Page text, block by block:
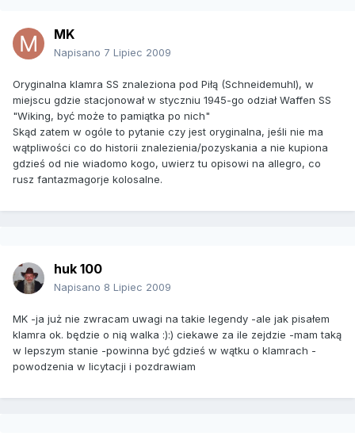
MK
Napisano 7 Lipiec 2009
Oryginalna klamra SS znaleziona pod Piłą (Schneidemuhl), w
miejscu gdzie stacjonował w styczniu 1945-go odział Waffen SS
"Wiking, być może to pamiątka po nich"
Skąd zatem w ogóle to pytanie czy jest oryginalna, jeśli nie ma
wątpliwości co do historii znalezienia/pozyskania a nie kupiona
gdzieś od nie wiadomo kogo, uwierz tu opisowi na allegro, co
rusz fantazmagorje kolosalne.
huk 100
Napisano 8 Lipiec 2009
MK -ja już nie zwracam uwagi na takie legendy -ale jak pisałem
klamra ok. będzie o nią walka :):) ciekawe za ile zejdzie -mam taką
w lepszym stanie -powinna być gdzieś w wątku o klamrach -
powodzenia w licytacji i pozdrawiam